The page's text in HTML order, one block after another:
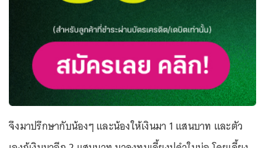
จึงมาปรึกษากับน้องๆ และน้องให้เงินมา 1 แสนบาท และตัว